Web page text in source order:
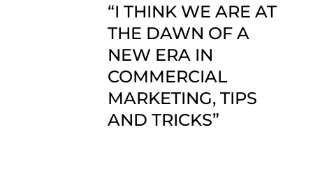
“I THINK WE ARE AT
THE DAWN OF A
NEW ERA IN
COMMERCIAL
MARKETING, TIPS
AND TRICKS”